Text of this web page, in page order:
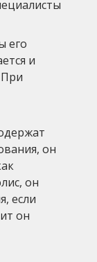
его
и
он
он
если
он